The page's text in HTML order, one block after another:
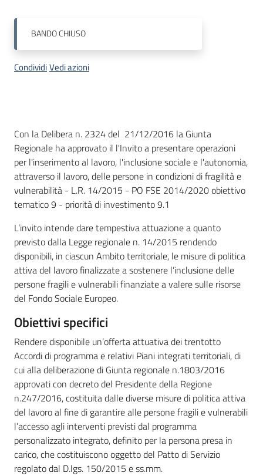
su
BANDOCHIUSO
CondividiVedi azioni
Descrizione
Con la Delibera n. 2324 del 21/12/2016 la Giunta
Regionale ha approvato il l'Invito a presentare operazioni
per l'inserimento al lavoro, l'inclusione sociale e l'autonomia,
attraverso il lavoro, delle persone in condizioni di fragilità e
vulnerabilità - L.R. 14/2015 - PO FSE 2014/2020 obiettivo
tematico 9 - priorità di investimento 9.1
L’invito intende dare tempestiva attuazione a quanto
previsto dalla Legge regionale n. 14/2015 rendendo
disponibili, in ciascun Ambito territoriale, le misure di politica
attiva del lavoro finalizzate a sostenere l’inclusione delle
persone fragili e vulnerabili finanziate a valere sulle risorse
del Fondo Sociale Europeo.
Obiettivi specifici
Rendere disponibile un’offerta attuativa dei trentotto
Accordi di programma e relativi Piani integrati territoriali, di
cui alla deliberazione di Giunta regionale n.1803/2016
approvati con decreto del Presidente della Regione
n.247/2016, costituita dalle diverse misure di politica attiva
del lavoro al fine di garantire alle persone fragili e vulnerabili
l’accesso agli interventi previsti dal programma
personalizzato integrato, definito per la persona presa in
carico, che costituiscono oggetto del Patto di Servizio
regolato dal D.lgs. 150/2015 e ss.mm.